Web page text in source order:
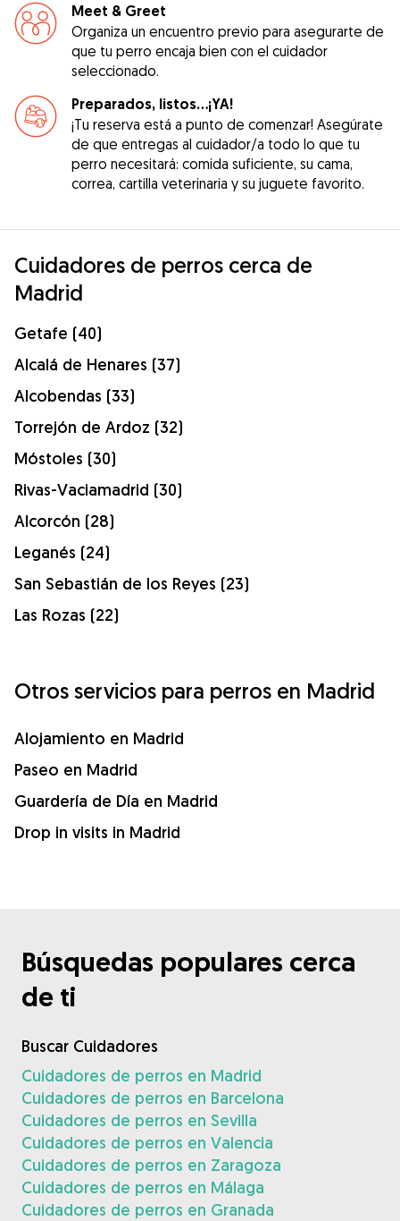
Meet & Greet
Organiza un encuentro previo para asegurarte de
que tu perro encaja bien con el cuidador
seleccionado.
Preparados, listos...¡YA!
¡Tu reserva está a punto de comenzar! Asegúrate
de que entregas al cuidador/a todo lo que tu
perro necesitará: comida suficiente, su cama,
correa, cartilla veterinaria y su juguete favorito.
Cuidadores de perros cerca de
Madrid
Getafe (40)
Alcalá de Henares (37)
Alcobendas (33)
Torrejón de Ardoz (32)
Móstoles (30)
Rivas-Vaciamadrid (30)
Alcorcón (28)
Leganés (24)
San Sebastián de los Reyes (23)
Las Rozas (22)
Otros servicios para perros en Madrid
Alojamiento en Madrid
Paseo en Madrid
Guardería de Día en Madrid
Drop in visits in Madrid
Búsquedas populares cerca
de ti
Buscar Cuidadores
Cuidadores de perros en Madrid
Cuidadores de perros en Barcelona
Cuidadores de perros en Sevilla
Cuidadores de perros en Valencia
Cuidadores de perros en Zaragoza
Cuidadores de perros en Málaga
Cuidadores de perros en Granada